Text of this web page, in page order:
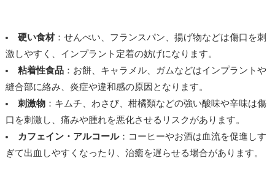
硬い食材：せんべい、フランスパン、揚げ物などは傷口を刺
激しやすく、インプラント定着の妨げになります。
粘着性食品：お餅、キャラメル、ガムなどはインプラントや
縫合部に絡み、炎症や違和感の原因となります。
刺激物：キムチ、わさび、柑橘類などの強い酸味や辛味は傷
口を刺激し、痛みや腫れを悪化させるリスクがあります。
カフェイン・アルコール：コーヒーやお酒は血流を促進しす
ぎて出血しやすくなったり、治癒を遅らせる場合があります。